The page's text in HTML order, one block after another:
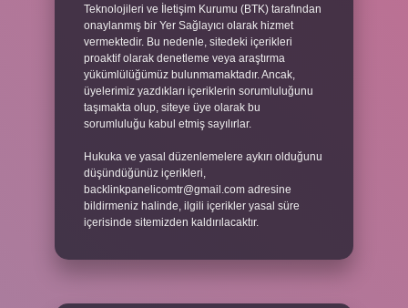
Teknolojileri ve İletişim Kurumu (BTK) tarafından
onaylanmış bir Yer Sağlayıcı olarak hizmet
vermektedir. Bu nedenle, sitedeki içerikleri
proaktif olarak denetleme veya araştırma
yükümlülüğümüz bulunmamaktadır. Ancak,
üyelerimiz yazdıkları içeriklerin sorumluluğunu
taşımakta olup, siteye üye olarak bu
sorumluluğu kabul etmiş sayılırlar.
Hukuka ve yasal düzenlemelere aykırı olduğunu
düşündüğünüz içerikleri,
backlinkpanelicomtr@gmail.com adresine
bildirmeniz halinde, ilgili içerikler yasal süre
içerisinde sitemizden kaldırılacaktır.